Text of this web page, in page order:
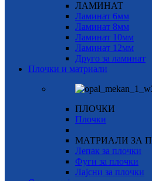
ЛАМИНАТ
Ламинат 6мм
Ламинат 8мм
Ламинат 10мм
Ламинат 12мм
Друго за ламинат
Плочки и матриали
ПЛОЧКИ
Плочки
МАТРИАЛИ ЗА
Лепак за плочки
Фуги за плочки
Лајсни за плочки